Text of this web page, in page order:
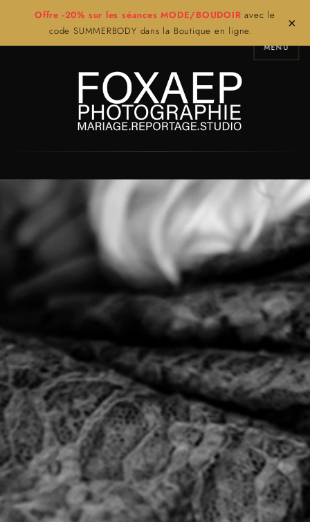
Offre -20% sur les séances MODE/BOUDOIR avec le
code SUMMERBODY dans la Boutique en ligne.
×
MENU